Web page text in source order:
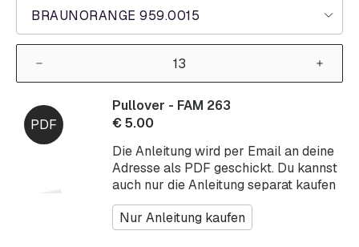
BRAUNORANGE 959.0015
Die Anleitung wird per Email an deine
Adresse als PDF geschickt. Du kannst
auch nur die Anleitung separat kaufen
Nur Anleitung kaufen
Pullover - FAM 263
€5.00